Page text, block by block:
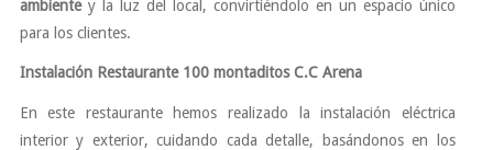
ambientey la luz del local, convirtiéndolo en un espacio único
para los clientes.
Instalación Restaurante 100 montaditos C.C Arena
En este restaurante hemos realizado la instalación eléctrica
interior y exterior, cuidando cada detalle, basándonos en los